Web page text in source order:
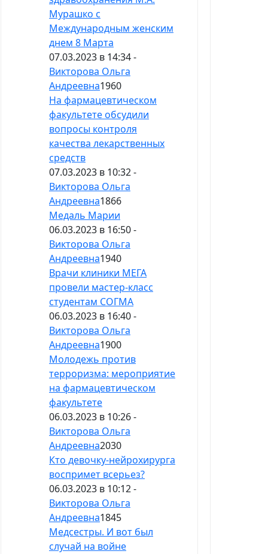
Мурашко с
Международным женским
днем 8 Марта
07.03.2023 в 14:34 -
Викторова Ольга
Андреевна1960
На фармацевтическом
факультете обсудили
вопросы контроля
качества лекарственных
средств
07.03.2023 в 10:32 -
Викторова Ольга
Андреевна1866
Медаль Марии
06.03.2023 в 16:50 -
Викторова Ольга
Андреевна1940
Врачи клиники МЕГА
провели мастер-класс
студентам СОГМА
06.03.2023 в 16:40 -
Викторова Ольга
Андреевна1900
Молодежь против
терроризма: мероприятие
на фармацевтическом
факультете
06.03.2023 в 10:26 -
Викторова Ольга
Андреевна2030
Кто девочку-нейрохирурга
воспримет всерьез?
06.03.2023 в 10:12 -
Викторова Ольга
Андреевна1845
Медсестры. И вот был
случай на войне